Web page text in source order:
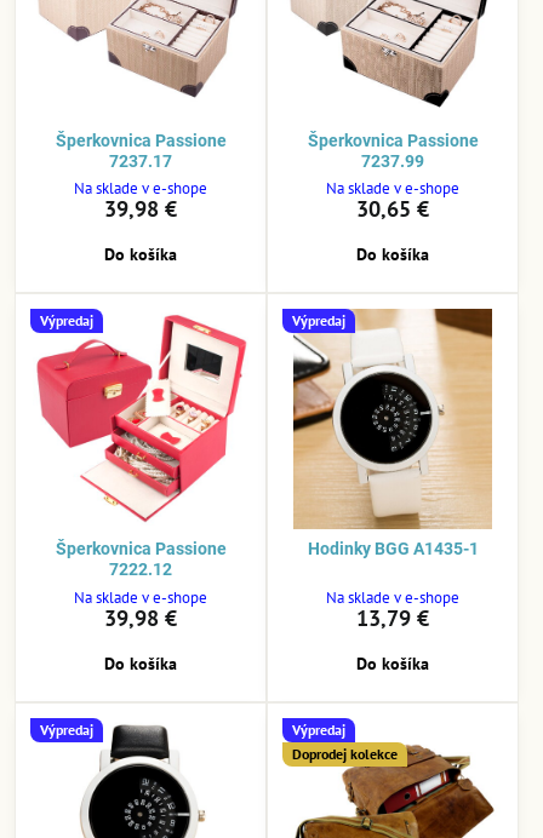
Šperkovnica Passione
7237.17
Na sklade v e-shope
39,98 €
Do košíka
Šperkovnica Passione
7237.99
Na sklade v e-shope
30,65 €
Do košíka
Výpredaj
Šperkovnica Passione
7222.12
Na sklade v e-shope
39,98 €
Do košíka
Výpredaj
Hodinky BGG A1435-1
Na sklade v e-shope
13,79 €
Do košíka
Výpredaj
Výpredaj
Doprodej kolekce